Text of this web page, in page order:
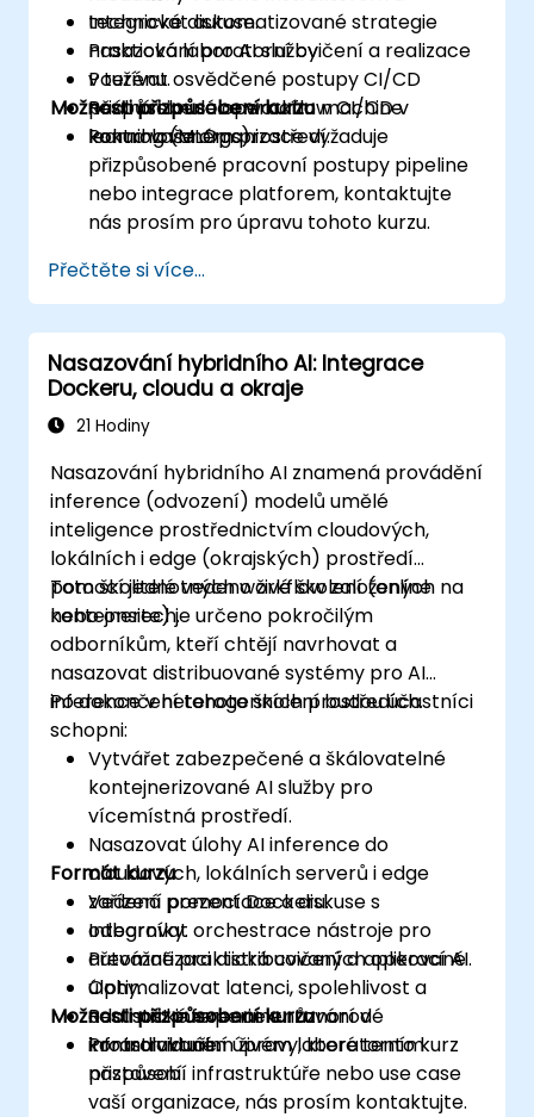
Integrovat automatizované strategie
nasazování pro AI služby.
Používat osvědčené postupy CI/CD
přizpůsobené operacím machine
learning (MLOps).
technické diskuse.
Praktická laboratorní cvičení a realizace
v terénu.
Reálná simulace workflow CI/CD v
kontrolovaném prostředí.
Možnosti přizpůsobení kurzu
Pokud vaše organizace vyžaduje
přizpůsobené pracovní postupy pipeline
nebo integrace platforem, kontaktujte
nás prosím pro úpravu tohoto kurzu.
Přečtěte si více...
Nasazování hybridního AI: Integrace
Dockeru, cloudu a okraje
21 Hodiny
Nasazování hybridního AI znamená provádění
inference (odvození) modelů umělé
inteligence prostřednictvím cloudových,
lokálních i edge (okrajských) prostředí
pomocí jednotných workflow založených na
kontejnerech.
Toto školitelé vedeno živé školení (online
nebo onsite) je určeno pokročilým
odborníkům, kteří chtějí navrhovat a
nasazovat distribuované systémy pro AI
inference v heterogenních prostředích.
Po dokončení tohoto školení budou účastníci
schopni:
Vytvářet zabezpečené a škálovatelné
kontejnerizované AI služby pro
vícemístná prostředí.
Nasazovat úlohy AI inference do
cloudových, lokálních serverů i edge
zařízení pomocí Dockeru.
Integrovat orchestrace nástroje pro
automatizaci distribuovaných operací AI.
Optimalizovat latenci, spolehlivost a
odolnost inference v různorodé
infrastruktuře.
Formát kurzu
Vedená prezentace a diskuse s
odborníky.
Převážně praktická cvičení a aplikované
úlohy.
Realistické experimentování v
kontrolovaném živém laboratorním
nastavení.
Možnosti přizpůsobení kurzu
Pro individuální úpravy, které tento kurz
přizpůsobí infrastruktúře nebo use case
vaší organizace, nás prosím kontaktujte.